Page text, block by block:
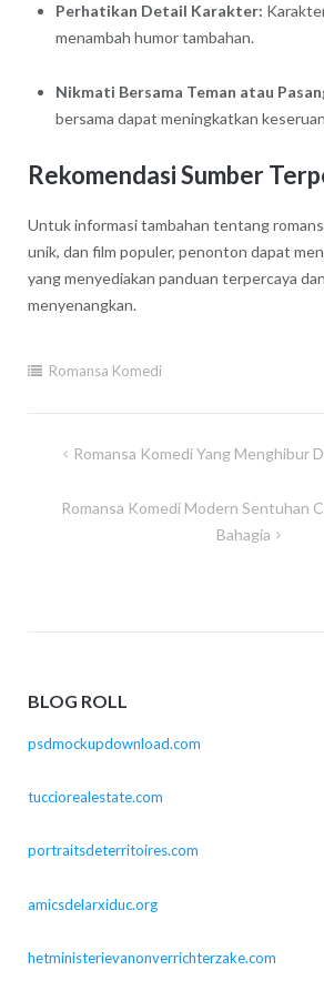
Perhatikan Detail Karakter:
menambah humor tambahan.
Nikmati Bersama Teman atau
bersama dapat meningkatkan
Rekomendasi Sumber
Untuk informasi tambahan tentang
unik, dan film populer, penonton dapat
yang menyediakan panduan terpercaya
menyenangkan.
Romansa Komedi
Navigasi
Romansa Komedi Yang Menghibur
Romansa Komedi Modern Sentuhan
Bahagia
BLOG ROLL
psdmockupdownload.com
tucciorealestate.com
portraitsdeterritoires.com
amicsdelarxiduc.org
hetministerievanonverrichterzake.com